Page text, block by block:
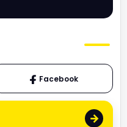
Facebook
→